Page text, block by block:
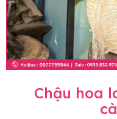
Chậu hoa